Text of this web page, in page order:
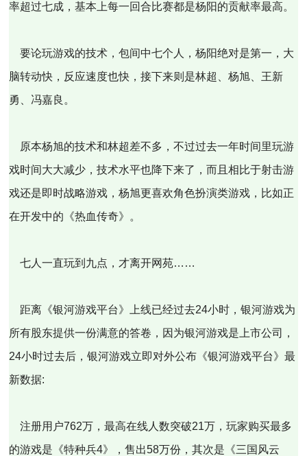
率超过七成，基本上每一回合比赛都是杨阳的贡献率最高。
要论玩游戏的技术，包间中七个人，杨阳绝对是第一，大
脑转动快，反应速度也快，接下来则是林超、杨旭、王新
勇、冯嘉良。
原本杨旭的技术和林超差不多，不过过去一年时间里玩游
戏时间大大减少，技术水平也降下来了，而且相比于射击游
戏还是即时战略游戏，杨旭更喜欢角色扮演类游戏，比如正
在开发中的《热血传奇》。
七人一直玩到九点，才离开网苑……
距离《银河游戏平台》上线已经过去24小时，银河游戏为
所有股东提供一份满意的答卷，因为银河游戏是上市公司，
24小时过去后，银河游戏立即对外公布《银河游戏平台》最
新数据:
注册用户762万，最高在线人数突破21万，玩家购买最多
的游戏是《特种兵4》，售出58万份，其次是《三国风云